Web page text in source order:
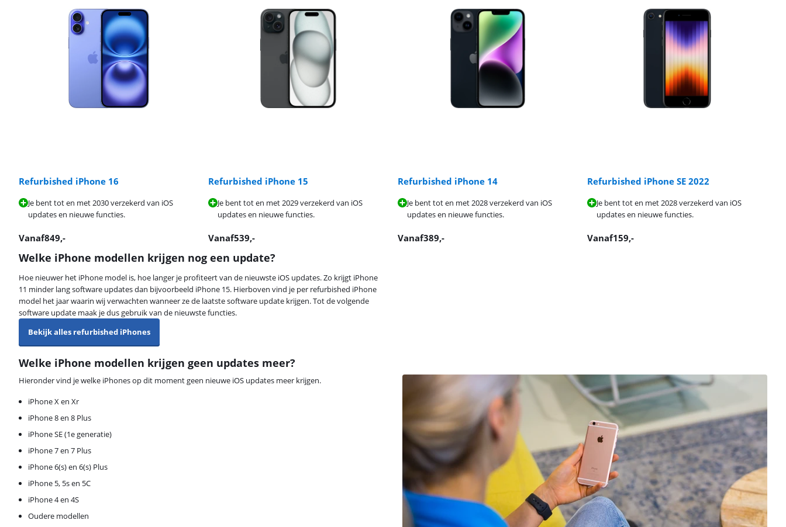
Refurbished iPhone 16
Je bent tot en met 2030 verzekerd van iOS
updates en nieuwe functies.
Vanaf849,-
Refurbished iPhone 15
Je bent tot en met 2029 verzekerd van iOS
updates en nieuwe functies.
Vanaf539,-
Refurbished iPhone 14
Je bent tot en met 2028 verzekerd van iOS
updates en nieuwe functies.
Vanaf389,-
Refurbished iPhone SE 2022
Je bent tot en met 2028 verzekerd van iOS
updates en nieuwe functies.
Vanaf159,-
Welke iPhone modellen krijgen nog een update?
Hoe nieuwer het iPhone model is, hoe langer je profiteert van de nieuwste iOS updates. Zo krijgt iPhone
11 minder lang software updates dan bijvoorbeeld iPhone 15. Hierboven vind je per refurbished iPhone
model het jaar waarin wij verwachten wanneer ze de laatste software update krijgen. Tot de volgende
software update maak je dus gebruik van de nieuwste functies.
Bekijk alles refurbished iPhones
Welke iPhone modellen krijgen geen updates meer?
Hieronder vind je welke iPhones op dit moment geen nieuwe iOS updates meer krijgen.
iPhone X en Xr
iPhone 8 en 8 Plus
iPhone SE (1e generatie)
iPhone 7 en 7 Plus
iPhone 6(s) en 6(s) Plus
iPhone 5, 5s en 5C
iPhone 4 en 4S
Oudere modellen